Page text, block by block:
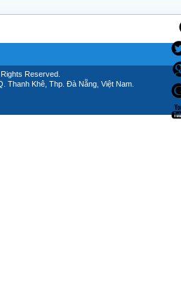
Reserved.
Thanh Khê, Thp. Đà Nẵng, Việt Nam.